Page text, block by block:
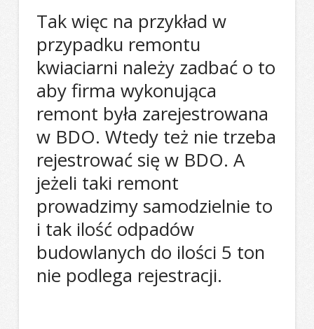
Tak więc na przykład w
przypadku remontu
kwiaciarni należy zadbać o to
aby firma wykonująca
remont była zarejestrowana
w BDO. Wtedy też nie trzeba
rejestrować się w BDO. A
jeżeli taki remont
prowadzimy samodzielnie to
i tak ilość odpadów
budowlanych do ilości 5 ton
nie podlega rejestracji.